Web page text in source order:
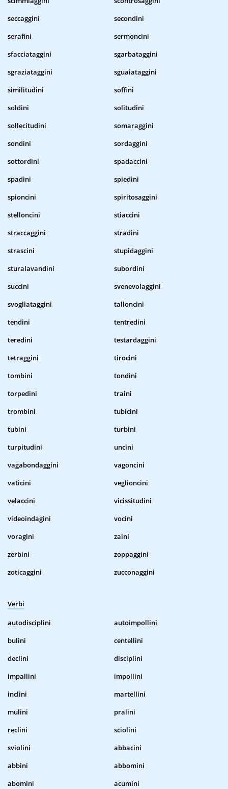
seccaggini
secondini
serafini
sermoncini
sfacciataggini
sgarbataggini
sgraziataggini
sguaiataggini
similitudini
soffini
soldini
solitudini
sollecitudini
somaraggini
sondini
sordaggini
sottordini
spadaccini
spadini
spiedini
spioncini
spiritosaggini
stelloncini
stiaccini
straccaggini
stradini
strascini
stupidaggini
sturalavandini
subordini
succini
svenevolaggini
svogliataggini
talloncini
tendini
tentredini
teredini
testardaggini
tetraggini
tirocini
tombini
tondini
torpedini
traini
trombini
tubicini
tubini
turbini
turpitudini
uncini
vagabondaggini
vagoncini
vaticini
veglioncini
velaccini
vicissitudini
videoindagini
vocini
voragini
zaini
zerbini
zoppaggini
zoticaggini
zucconaggini
Verbi
autodisciplini
autoimpollini
bulini
centellini
declini
disciplini
impallini
impollini
inclini
martellini
mulini
pralini
reclini
sciolini
sviolini
abbacini
abbini
abbomini
abomini
acumini